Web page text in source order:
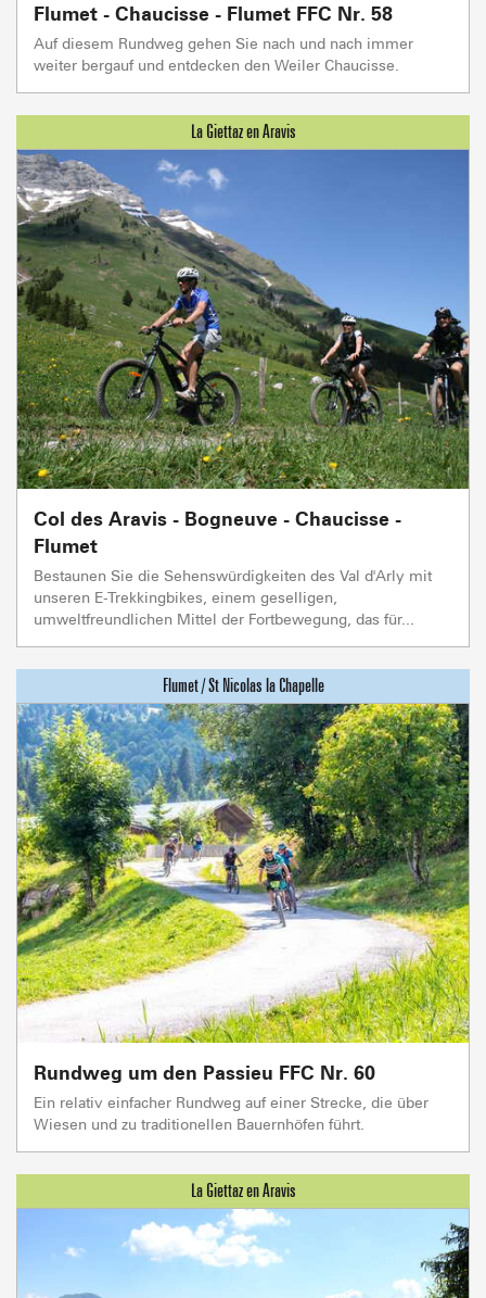
Flumet - Chaucisse - Flumet FFC Nr. 58
Auf diesem Rundweg gehen Sie nach und nach immer
weiter bergauf und entdecken den Weiler Chaucisse.
Col des Aravis - Bogneuve - Chaucisse -
Flumet
Bestaunen Sie die Sehenswürdigkeiten des Val d'Arly mit
unseren E-Trekkingbikes, einem geselligen,
umweltfreundlichen Mittel der Fortbewegung, das für...
Rundweg um den Passieu FFC Nr. 60
Ein relativ einfacher Rundweg auf einer Strecke, die über
Wiesen und zu traditionellen Bauernhöfen führt.